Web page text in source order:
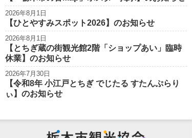
2026年8月1日
【ひとやすみスポット2026】のお知らせ
2026年8月1日
【とちぎ蔵の街観光館2階「ショップあい」臨時
休業】のお知らせ
2026年7月30日
【令和8年 小江戸とちぎ でじたる すたんぷらり
ぃ】のお知らせ